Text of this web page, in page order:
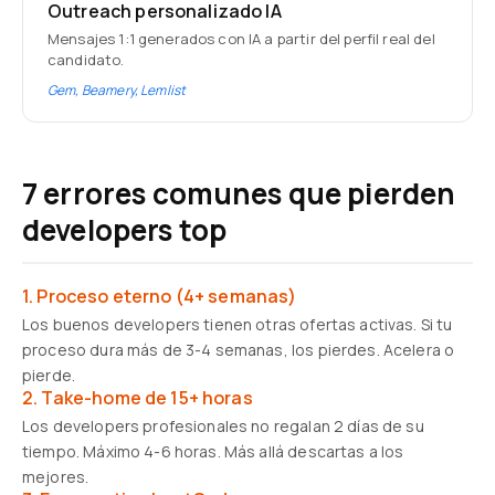
Outreach personalizado IA
Mensajes 1:1 generados con IA a partir del perfil real del
candidato.
Gem, Beamery, Lemlist
7 errores comunes que pierden
developers top
1. Proceso eterno (4+ semanas)
Los buenos developers tienen otras ofertas activas. Si tu
proceso dura más de 3-4 semanas, los pierdes. Acelera o
pierde.
2. Take-home de 15+ horas
Los developers profesionales no regalan 2 días de su
tiempo. Máximo 4-6 horas. Más allá descartas a los
mejores.